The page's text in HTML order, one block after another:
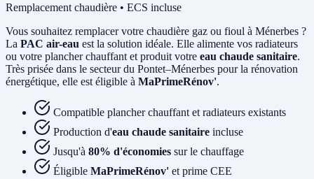
Remplacement chaudière • ECS incluse
Vous souhaitez remplacer votre chaudière gaz ou fioul à Ménerbes ?
La PAC air-eau est la solution idéale. Elle alimente vos radiateurs
ou votre plancher chauffant et produit votre eau chaude sanitaire.
Très prisée dans le secteur du Pontet–Ménerbes pour la rénovation
énergétique, elle est éligible à MaPrimeRénov'.
Compatible plancher chauffant et radiateurs existants
Production d'eau chaude sanitaire incluse
Jusqu'à 80% d'économies sur le chauffage
Éligible MaPrimeRénov' et prime CEE